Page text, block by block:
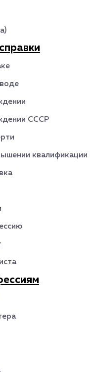
СССР
квалификации